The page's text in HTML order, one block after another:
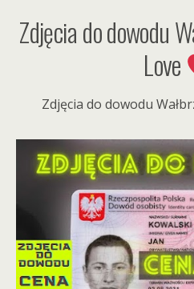
Zdjęcia do dowodu
Love
Zdjęcia do dowodu